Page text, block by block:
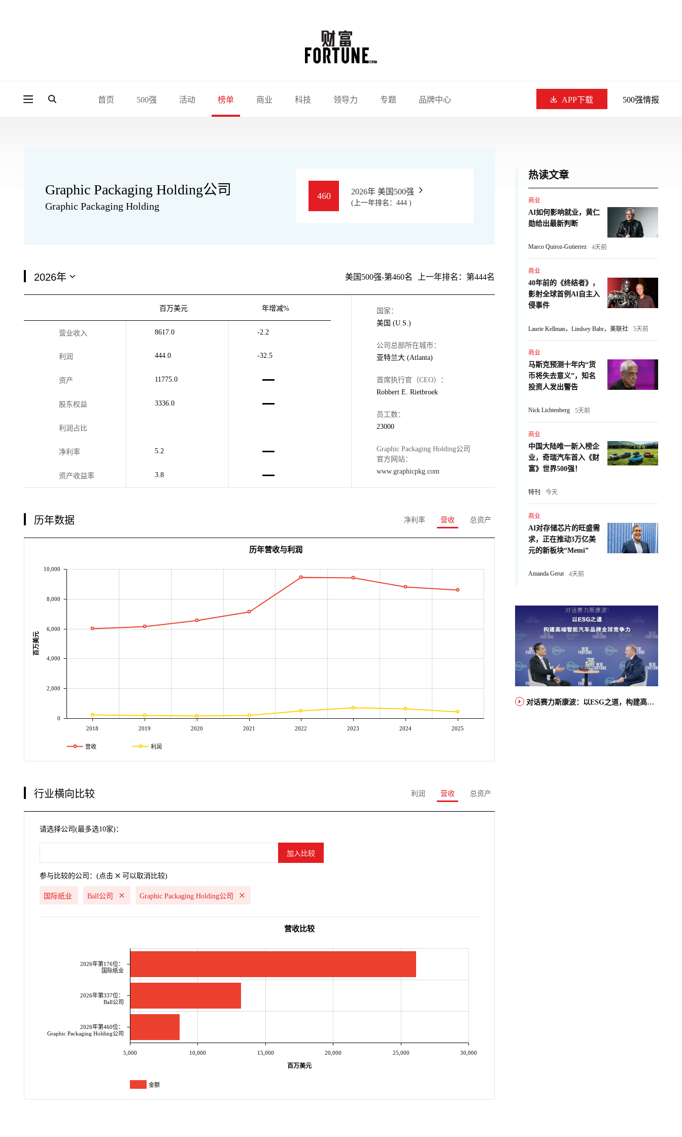
首页 500强 活动 榜单 商业 科技 领导力 专题 品牌中心 APP下载 500强情报
Graphic Packaging Holding公司
Graphic Packaging Holding
460 2026年 美国500强
(上一年排名：444 )
美国500强-第460名 上一年排名：第444名
百万美元 年增减%
营业收入 8617.0 -2.2
利润 444.0 -32.5
资产 11775.0
股东权益 3336.0
利润占比
净利率 5.2
资产收益率 3.8
国家：
美国 (U.S.)
公司总部所在城市：
亚特兰大 (Atlanta)
首席执行官（CEO）：
Robbert E. Rietbroek
员工数：
23000
Graphic Packaging Holding公司
官方网站：
www.graphicpkg.com
历年数据 净利率 营收 总资产
2018 2019 2020 2021 2022 2023 2024 2025
0
2,000
4,000
6,000
8,000
10,000
百万美元
历年营收与利润
营收 利润
行业横向比较 利润 营收 总资产
请选择公司(最多选10家)：
参与比较的公司：(点击 可以取消比较)
国际纸业 Ball公司 Graphic Packaging Holding公司
2026年第176位：
国际纸业
2026年第337位：
Ball公司
2026年第460位：
Graphic Packaging Holding公司
5,000 10,000 15,000 20,000 25,000 30,000
百万美元
营收比较
金额
热读文章
商业
AI如何影响就业，黄仁
勋给出最新判断
Marco Quiroz-Gutierrez 4天前
商业
40年前的《终结者》，
影射全球首例AI自主入
侵事件
Laurie Kellman，Lindsey Bahr，美联社 5天前
商业
马斯克预测十年内“货
币将失去意义”，知名
投资人发出警告
Nick Lichtenberg 5天前
商业
中国大陆唯一新入榜企
业，奇瑞汽车首入《财
富》世界500强！
特刊 今天
商业
AI对存储芯片的旺盛需
求，正在推动3万亿美
元的新板块“Memi”
Amanda Gerut 4天前
对话赛力斯康波：以ESG之道，构建高端智能汽车品牌全球竞争力